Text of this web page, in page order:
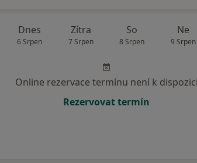
Dnes
6 Srpen
Zítra
7 Srpen
So
8 Srpen
Ne
9 Srpen
Online rezervace termínu není k
Rezervovat termín